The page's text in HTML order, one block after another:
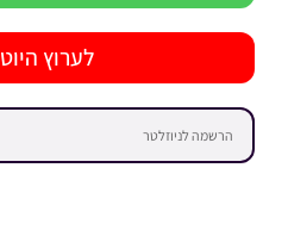
לערוץ